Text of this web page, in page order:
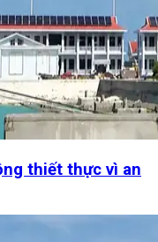
thiết thực vì an